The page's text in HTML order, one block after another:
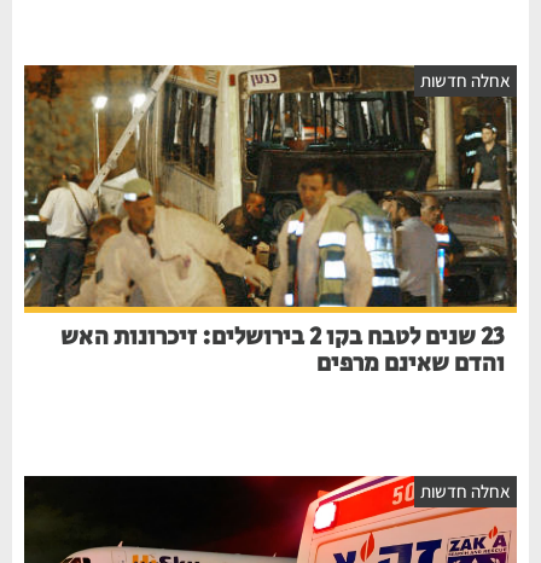
חדשות
23 שנים לטבח בקו 2 בירושלים: זיכרונות האש
והדם שאינם מרפים
חדשות